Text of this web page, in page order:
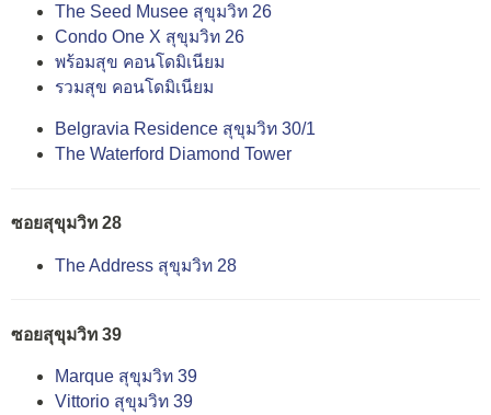
The Seed Musee สุขุมวิท 26
Condo One X สุขุมวิท 26
พร้อมสุข คอนโดมิเนียม
รวมสุข คอนโดมิเนียม
Belgravia Residence สุขุมวิท 30/1
The Waterford Diamond Tower
ซอยสุขุมวิท 28
The Address สุขุมวิท 28
ซอยสุขุมวิท 39
Marque สุขุมวิท 39
Vittorio สุขุมวิท 39